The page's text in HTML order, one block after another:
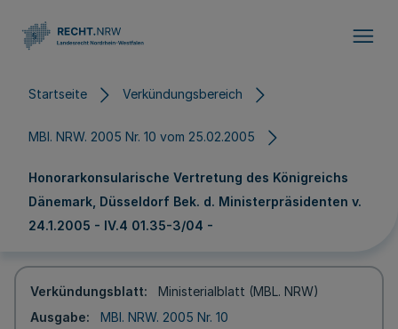
Startseite Verkündungsbereich
MBl. NRW. 2005 Nr. 10 vom 25.02.2005
Honorarkonsularische Vertretung des Königreichs
Dänemark, Düsseldorf Bek. d. Ministerpräsidenten v.
24.1.2005 - IV.4 01.35-3/04 -
Verkündungsblatt
Ministerialblatt (MBL. NRW)
Ausgabe
MBl. NRW. 2005 Nr. 10